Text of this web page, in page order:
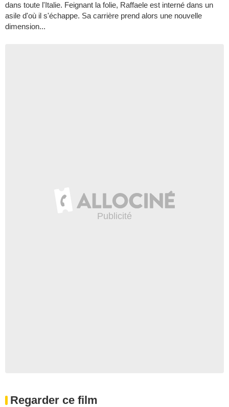
dans toute l'Italie. Feignant la folie, Raffaele est interné dans un
asile d'où il s'échappe. Sa carrière prend alors une nouvelle
dimension...
Regarder ce film